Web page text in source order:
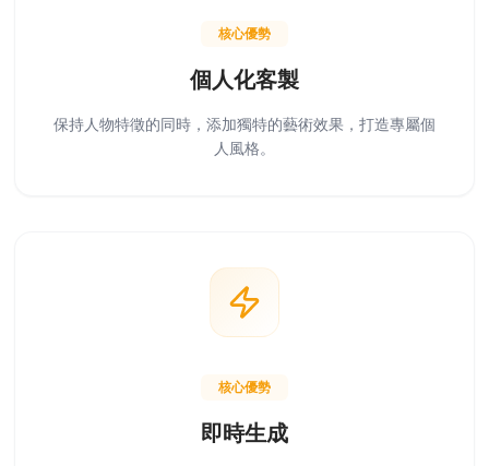
核心優勢
個人化客製
保持人物特徵的同時，添加獨特的藝術效果，打造專屬個
人風格。
核心優勢
即時生成